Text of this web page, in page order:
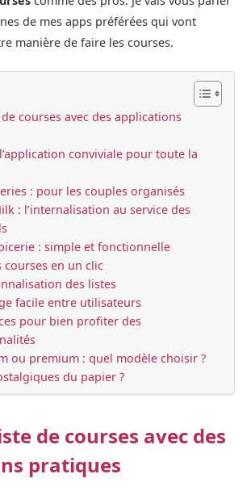
de mes apps préférées qui vont
manière de faire les courses.
courses avec des applications
conviviale pour toute la
: pour les couples organisés
: l’internalisation au service des
: simple et fonctionnelle
courses en un clic
des listes
facile entre utilisateurs
pour bien profiter des
ou premium : quel modèle choisir ?
du papier ?
de courses avec des
pratiques